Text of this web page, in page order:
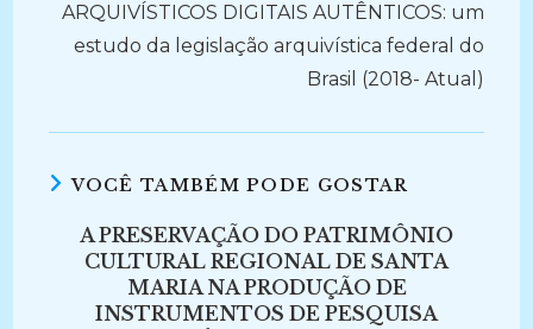
ARQUIVÍSTICOS DIGITAIS AUTÊNTICOS: um
estudo da legislação arquivística federal do
Brasil (2018- Atual)
VOCÊ TAMBÉM PODE GOSTAR
A PRESERVAÇÃO DO PATRIMÔNIO
CULTURAL REGIONAL DE SANTA
MARIA NA PRODUÇÃO DE
INSTRUMENTOS DE PESQUISA